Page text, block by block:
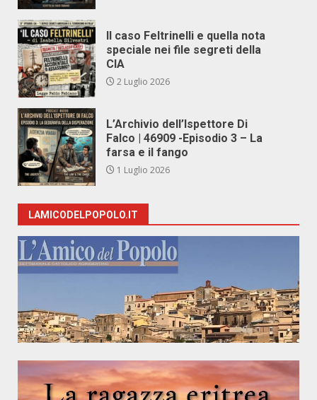
Il caso Feltrinelli e quella nota
speciale nei file segreti della
CIA
2 Luglio 2026
L’Archivio dell’Ispettore Di
Falco | 46909 -Episodio 3 – La
farsa e il fango
1 Luglio 2026
LAMICODELPOPOLO.IT